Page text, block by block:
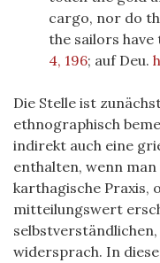
cargo, nor do
the sailors have
4, 196; auf Deu.
Die Stelle ist
ethnographisch
indirekt auch eine
enthalten, wenn
karthagische Praxis,
mitteilungswert
widersprach. In